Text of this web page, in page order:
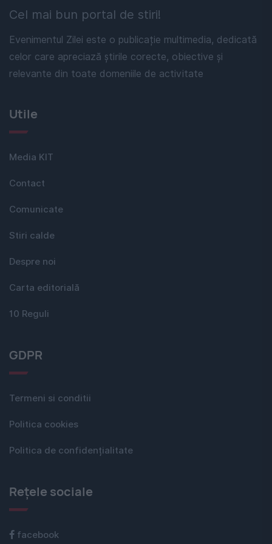
Cel mai bun portal de stiri!
Evenimentul Zilei este o publicație multimedia, dedicată
celor care apreciază știrile corecte, obiective și
relevante din toate domeniile de activitate
Utile
Media KIT
Contact
Comunicate
Stiri calde
Despre noi
Carta editorială
10 Reguli
GDPR
Termeni si conditii
Politica cookies
Politica de confidențialitate
Rețele sociale
facebook